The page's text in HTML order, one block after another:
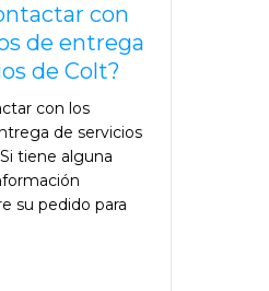
con
de entrega
de Colt?
con los
de servicios
tiene alguna
su pedido para